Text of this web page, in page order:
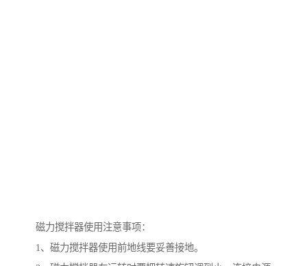
磁力搅拌器使用注意事项：
1、磁力搅拌器使用前地线要妥善接地。